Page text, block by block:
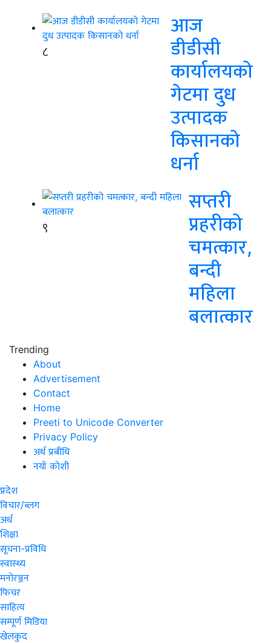
८
आज
डीडीसी
कार्यालयको
गेटमा दुध
उत्पादक
किसानको
धर्ना
९
सप्तरी
प्रहरीको
चमत्कार,
बन्दी
महिला
बलात्कार
Trending
About
Advertisement
Contact
Home
Preeti to Unicode Converter
Privacy Policy
अर्थ प्रबीधि
नयाँ कोशी
प्रदेश
विचार/ब्लग
अर्थ
शिक्षा
सूचना-प्रविधि
स्वास्थ्य
मनोरञ्जन
फिचर
साहित्य
सम्पूर्ण मिडिया
खेलकुद